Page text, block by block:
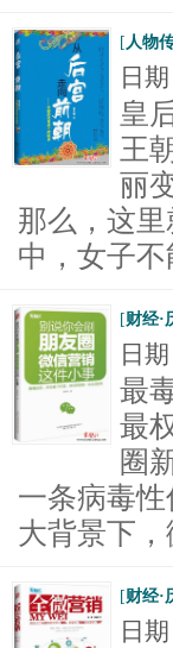
[ 人物
日期
皇
王
丽
那么，这
中，女子
[财经·
日期
最
最
圈
一条病毒
大背景下
[财经·
日期